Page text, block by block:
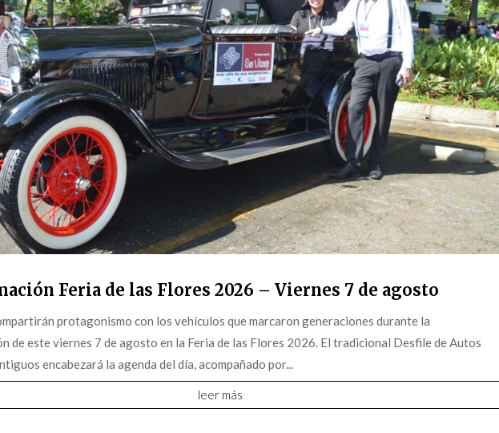
Feria de las Flores 2026 – Viernes 7 de agosto
protagonismo con los vehículos que marcaron generaciones durante la
de este viernes 7 de agosto en la Feria de las Flores 2026. El tradicional Desfile de Autos
encabezará la agenda del día, acompañado por...
leer más